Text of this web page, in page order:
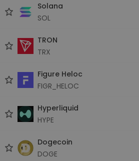
Solana
SOL
TRON
TRX
Figure Heloc
FIGR_HELOC
Hyperliquid
HYPE
Dogecoin
DOGE